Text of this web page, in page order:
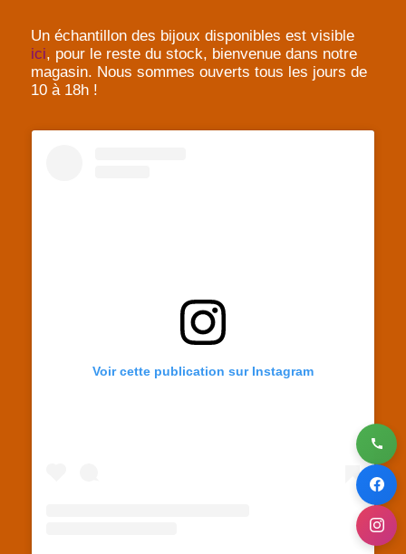
Un échantillon des bijoux disponibles est visible
ici, pour le reste du stock, bienvenue dans notre
magasin. Nous sommes ouverts tous les jours de
10 à 18h !
Voir cette publication sur Instagram